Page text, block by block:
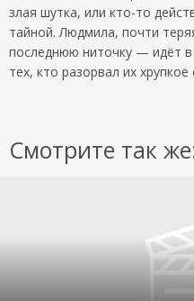
злая шутка, или кто-то
тайной. Людмила, почти
последнюю ниточку — идёт
тех, кто разорвал их хрупкое
Смотрите так